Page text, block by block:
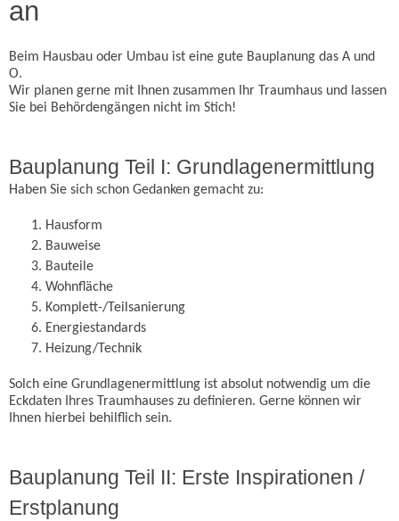
an
Beim Hausbau oder Umbau ist eine gute Bauplanung das A und
O.
Wir planen gerne mit Ihnen zusammen Ihr Traumhaus und lassen
Sie bei Behördengängen nicht im Stich!
Bauplanung Teil I: Grundlagenermittlung
Haben Sie sich schon Gedanken gemacht zu:
Hausform
Bauweise
Bauteile
Wohnfläche
Komplett-/Teilsanierung
Energiestandards
Heizung/Technik
Solch eine Grundlagenermittlung ist absolut notwendig um die
Eckdaten Ihres Traumhauses zu definieren. Gerne können wir
Ihnen hierbei behilflich sein.
Bauplanung Teil II: Erste Inspirationen /
Erstplanung